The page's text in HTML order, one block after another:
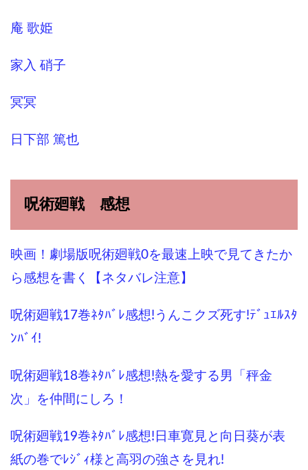
庵 歌姫
家入 硝子
冥冥
日下部 篤也
呪術廻戦 感想
映画！劇場版呪術廻戦0を最速上映で見てきたか
ら感想を書く【ネタバレ注意】
呪術廻戦17巻ﾈﾀﾊﾞﾚ感想!うんこクズ死す!ﾃﾞｭｴﾙｽﾀ
ﾝﾊﾞｲ!
呪術廻戦18巻ﾈﾀﾊﾞﾚ感想!熱を愛する男「秤金
次」を仲間にしろ！
呪術廻戦19巻ﾈﾀﾊﾞﾚ感想!日車寛見と向日葵が表
紙の巻でﾚｼﾞｨ様と高羽の強さを見れ!